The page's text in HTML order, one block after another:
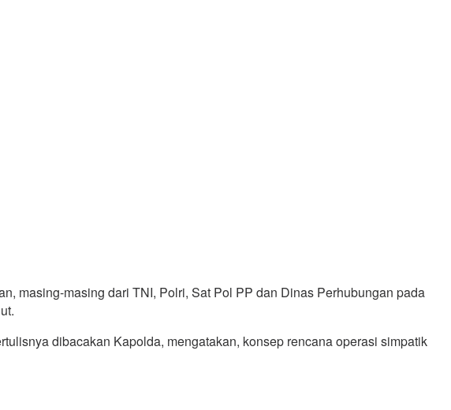
masing-masing dari TNI, Polri, Sat Pol PP dan Dinas Perhubungan pada
dibacakan Kapolda, mengatakan, konsep rencana operasi simpatik